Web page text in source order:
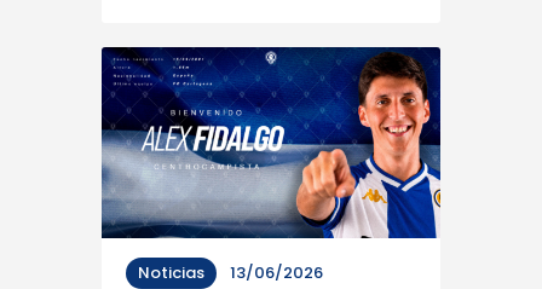
Noticias 13/06/2026